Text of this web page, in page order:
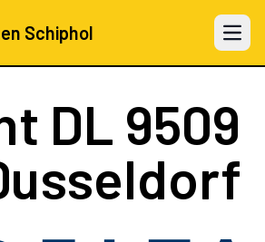
Schiphol Open
DL 9509